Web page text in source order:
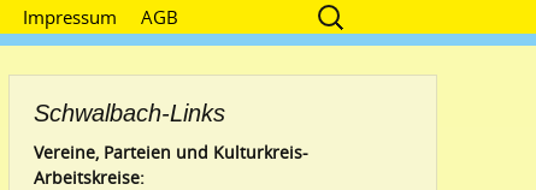
Impressum AGB
Suche
nach:
Schwalbach-Links
Vereine, Parteien und Kulturkreis-
Arbeitskreise: